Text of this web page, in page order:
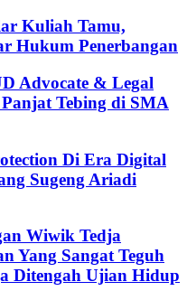
Kuliah Tamu,
Hukum Penerbangan
Advocate & Legal
Tebing di SMA
Di Era Digital
Sugeng Ariadi
Wiwik Tedja
Yang Sangat Teguh
Ditengah Ujian Hidup